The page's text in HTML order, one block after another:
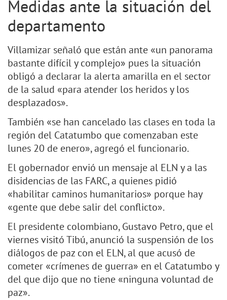
Medidas ante la situación del
departamento
Villamizar señaló que están ante «un panorama
bastante difícil y complejo» pues la situación
obligó a declarar la alerta amarilla en el sector
de la salud «para atender los heridos y los
desplazados».
También «se han cancelado las clases en toda la
región del Catatumbo que comenzaban este
lunes 20 de enero», agregó el funcionario.
El gobernador envió un mensaje al ELN y a las
disidencias de las FARC, a quienes pidió
«habilitar caminos humanitarios» porque hay
«gente que debe salir del conflicto».
El presidente colombiano, Gustavo Petro, que el
viernes visitó Tibú, anunció la suspensión de los
diálogos de paz con el ELN, al que acusó de
cometer «crímenes de guerra» en el Catatumbo y
del que dijo que no tiene «ninguna voluntad de
paz».